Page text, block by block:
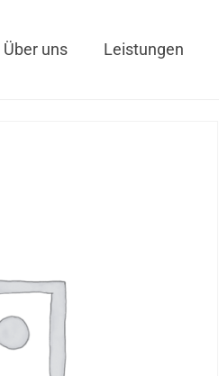
Über uns Leistungen